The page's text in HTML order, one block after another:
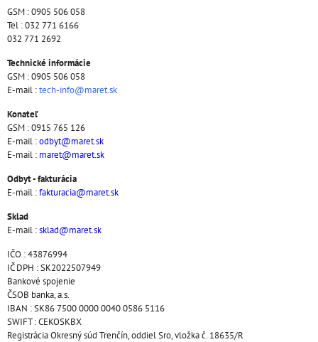
GSM : 0905 506 058
Tel : 032 771 6166
032 771 2692
Technické informácie
GSM : 0905 506 058
E-mail :tech-info@maret.sk
Konateľ
GSM : 0915 765 126
E-mail :odbyt@maret.sk
E-mail : maret@maret.sk
Odbyt - fakturácia
E-mail :fakturacia@maret.sk
Sklad
E-mail :sklad@maret.sk
IČO : 43876994
IČ DPH : SK2022507949
Bankové spojenie
ČSOB banka, a.s.
IBAN : SK86 7500 0000 0040 0586 5116
SWIFT : CEKOSKBX
Registrácia Okresný súd Trenčín, oddiel Sro, vložka č. 18635/R